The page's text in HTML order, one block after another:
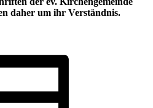
daher um ihr Verständnis.